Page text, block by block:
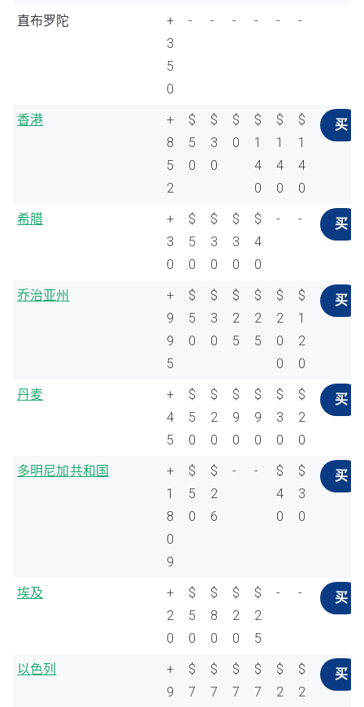
直布罗陀
+
3
5
0
- - - - - -
香港
+
8
5
2
$
5
0
$
3
0
$
0
$
1
4
0
$
1
4
0
$
1
4
0
买
希腊
+
3
0
$
5
0
$
3
0
$
3
0
$
4
0
- - 买
乔治亚州
+
9
9
5
$
5
0
$
3
0
$
2
5
$
2
5
$
2
0
0
$
1
2
0
买
丹麦
+
4
5
$
5
0
$
2
0
$
9
0
$
9
0
$
3
0
$
2
0
买
多明尼加共和国
+
1
8
0
9
$
5
0
$
2
6
- -
$
4
0
$
3
0
买
埃及
+
2
0
$
5
0
$
8
0
$
2
0
$
2
5
- - 买
以色列
+
9
$
7
$
7
$
7
$
7
$
2
$
2
买